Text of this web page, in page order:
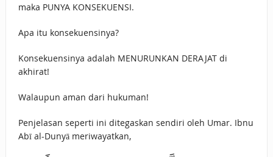
maka PUNYA KONSEKUENSI.
Apa itu konsekuensinya?
Konsekuensinya adalah MENURUNKAN DERAJAT di
akhirat!
Walaupun aman dari hukuman!
Penjelasan seperti ini ditegaskan sendiri oleh Umar. Ibnu
Abī al-Dunyā meriwayatkan,